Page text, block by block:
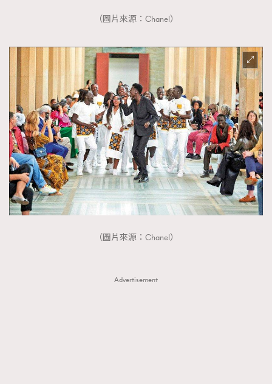
（圖片來源：Chanel）
（圖片來源：Chanel）
Advertisement